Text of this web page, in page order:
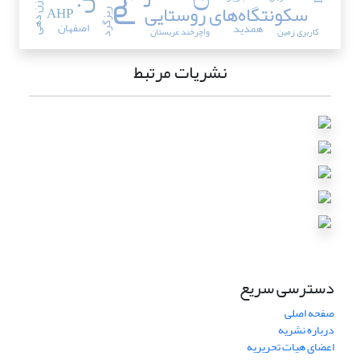
سکونتگاه‌های روستایی AHP
اصفهان همدید وزن دهی ریزگرد واچرخند عربستان کاربری زمین
نشریات مرتبط
دسترسی سریع
صفحه اصلی
درباره نشریه
اعضای هیات تحریریه